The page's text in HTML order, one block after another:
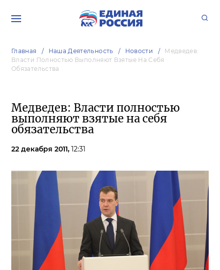
Главная Наша Деятельность Новости
Медведев:
Власти Полностью Выполняют Взятые На Себя
Обязательства
Медведев: Власти полностью
выполняют взятые на себя
обязательства
22 декабря 2011, 12:31